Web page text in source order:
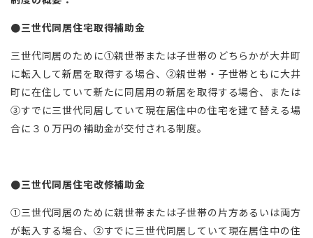
●三世代同居住宅取得補助金
三世代同居のために①親世帯または子世帯のどちらかが大井町
に転入して新居を取得する場合、②親世帯・子世帯ともに大井
町に在住していて新たに同居用の新居を取得する場合、または
③すでに三世代同居していて現在居住中の住宅を建て替える場
合に３０万円の補助金が交付される制度。
●三世代同居住宅改修補助金
①三世代同居のために親世帯または子世帯の片方あるいは両方
が転入する場合、②すでに三世代同居していて現在居住中の住